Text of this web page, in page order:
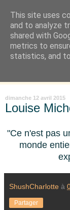
Là où
"Les temps sont
j'ai le cœur à
vous-même,
dimanche 12 avril 2015
Louise
"Ce n'est pas
monde
ShushCharlotte à
Partager
This site uses
and to analyze
shared with
metrics to
statistics, and